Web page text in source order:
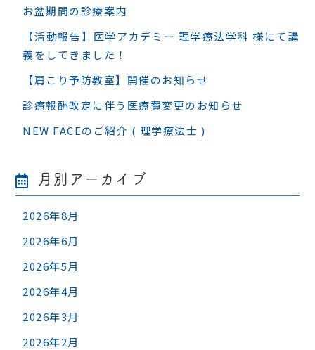
お盆期間の診療案内
【活動報告】医学アカデミー 理学療法学科 様にて講
義をしてきました！
【肩こり予防教室】開催のお知らせ
診療報酬改定に伴う医療費変更のお知らせ
NEW FACEのご紹介 ( 理学療法士 )
月別アーカイブ
2026年8月
2026年6月
2026年5月
2026年4月
2026年3月
2026年2月